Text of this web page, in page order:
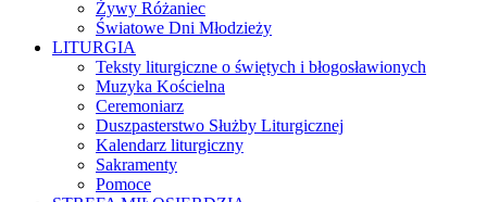
Żywy Różaniec
Światowe Dni Młodzieży
LITURGIA
Teksty liturgiczne o świętych i błogosławionych
Muzyka Kościelna
Ceremoniarz
Duszpasterstwo Służby Liturgicznej
Kalendarz liturgiczny
Sakramenty
Pomoce